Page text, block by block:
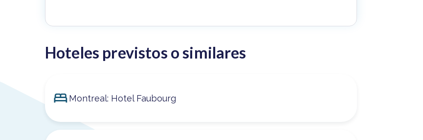
Hoteles previstos o similares
Montreal: Hotel Faubourg